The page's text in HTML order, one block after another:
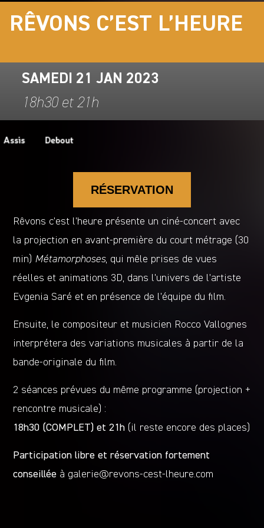
RÊVONS C’EST L’HEURE
SAMEDI 21 JAN 2023
18h30 et 21h
RÉSERVATION
Rêvons c’est l’heure présente un ciné-concert avec
la projection en avant-première du court métrage (30
min) Métamorphoses, qui mêle prises de vues
réelles et animations 3D, dans l’univers de l’artiste
Evgenia Saré et en présence de l’équipe du film.
Ensuite, le compositeur et musicien Rocco Vallognes
interprétera des variations musicales à partir de la
bande-originale du film.
2 séances prévues du même programme (projection +
rencontre musicale) :
18h30 (COMPLET) et 21h (il reste encore des places)
Participation libre et réservation fortement
conseillée à galerie@revons-cest-lheure.com